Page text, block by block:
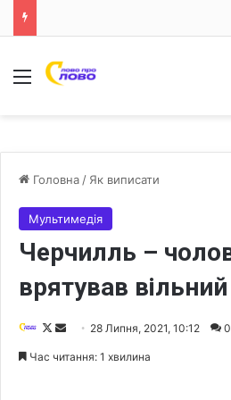
Меню
Головна / Як виписати
Мультимедія
Черчилль –
врятував вільний
F
28 Липня, 2021, 10:12 0
Час читання: 1 хвилина